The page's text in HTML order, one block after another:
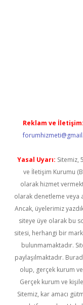
Reklam ve İletişim:
Yasal Uyarı: Sitemiz,
ve İletişim Kurumu
olarak hizmet
olarak denetleme veya
Ancak, üyelerimiz
siteye üye olarak bu
sitesi, herhangi bir
bulunmamaktadır.
paylaşılmaktadır.
olup, gerçek kurum
Gerçek kurum ve
Sitemiz, kar amacı